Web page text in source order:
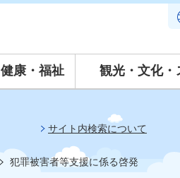
健康・福祉 観光・文化・
サイト内検索について
犯罪被害者等支援に係る啓発